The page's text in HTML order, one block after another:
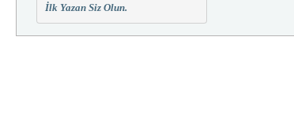
İlk Yazan Siz Olun.